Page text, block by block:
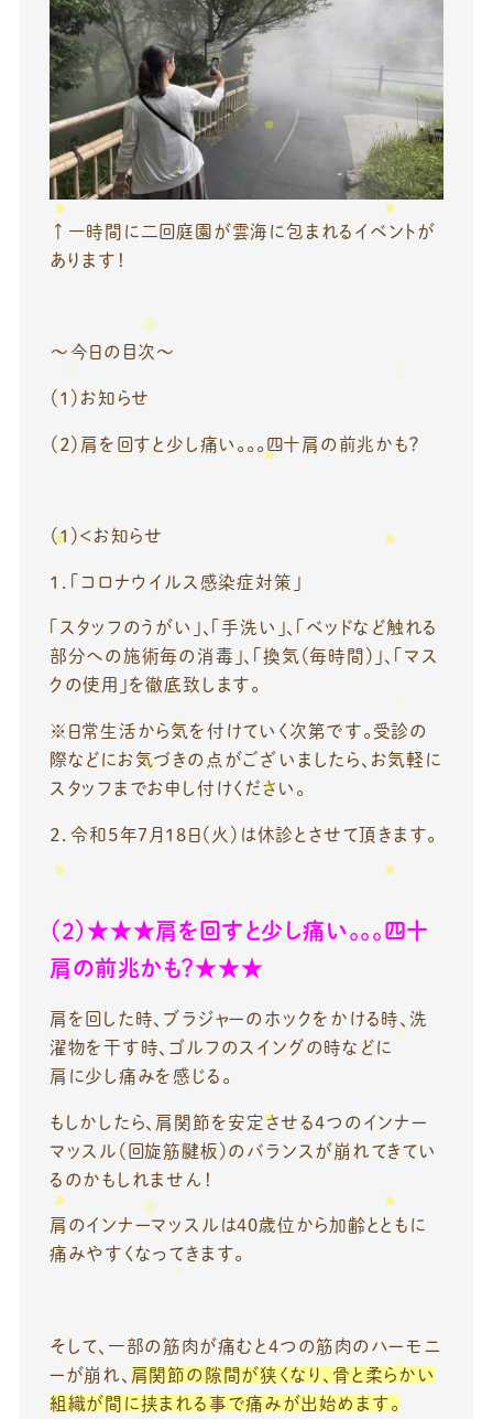
↑一時間に二回庭園が雲海に包まれるイベントが
あります！
～今日の目次～
（１）お知らせ
（２）肩を回すと少し痛い。。。四十肩の前兆かも？
（１）＜お知らせ
１．「コロナウイルス感染症対策」
「スタッフのうがい」、「手洗い」、「ベッドなど触れる
部分への施術毎の消毒」、「換気（毎時間）」、「マス
クの使用」を徹底致します。
※日常生活から気を付けていく次第です。受診の
際などにお気づきの点がございましたら、お気軽に
スタッフまでお申し付けください。
２．令和５年7月18日（火）は休診とさせて頂きます。
（２）★★★肩を回すと少し痛い。。。四十
肩の前兆かも？★★★
肩を回した時、ブラジャーのホックをかける時、洗
濯物を干す時、ゴルフのスイングの時などに
肩に少し痛みを感じる。
もしかしたら、肩関節を安定させる4つのインナー
マッスル（回旋筋腱板）のバランスが崩れてきてい
るのかもしれません！
肩のインナーマッスルは40歳位から加齢とともに
痛みやすくなってきます。
そして、一部の筋肉が痛むと4つの筋肉のハーモニ
ーが崩れ、 肩関節の隙間が狭くなり、骨と柔らかい
組織が間に挟まれる事で痛みが出始めます。